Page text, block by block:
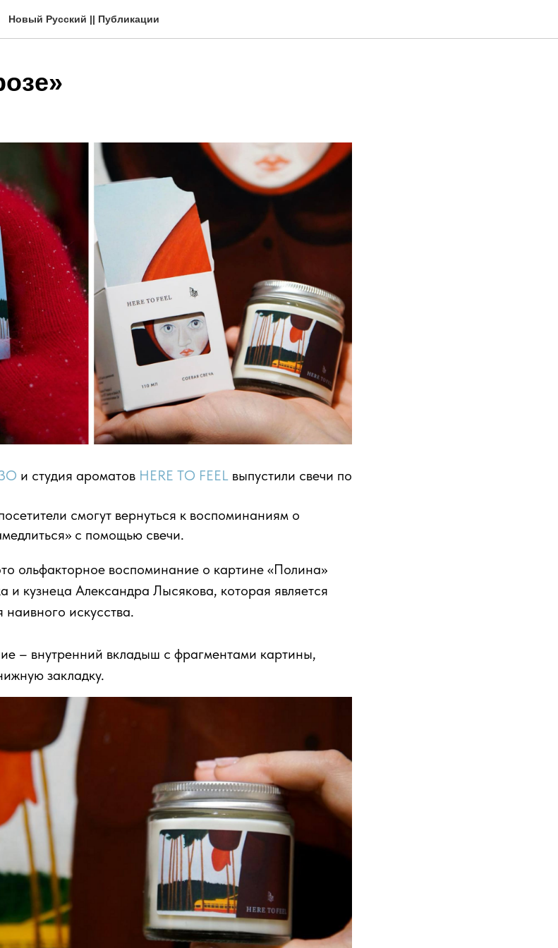
Новый Русский || Публикации
и студия ароматов HERE TO FEEL выпустили свечи по
смогут вернуться к воспоминаниям о
с помощью свечи.
ольфакторное воспоминание о картине «Полина»
и кузнеца Александра Лысякова, которая является
искусства.
– внутренний вкладыш с фрагментами картины,
закладку.